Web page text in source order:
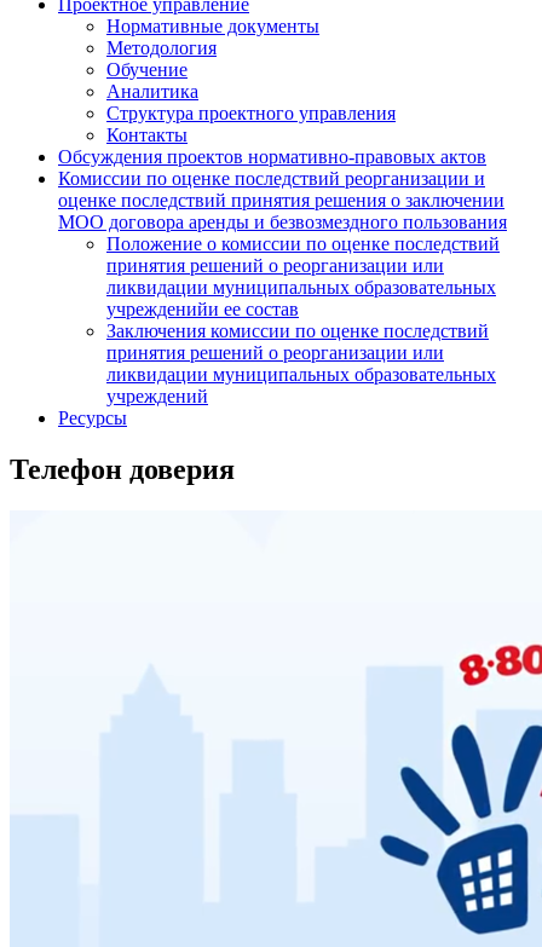
Проектное управление
Нормативные документы
Методология
Обучение
Аналитика
Структура проектного управления
Контакты
Обсуждения проектов нормативно-правовых актов
Комиссии по оценке последствий реорганизации и
оценке последствий принятия решения о заключении
МОО договора аренды и безвозмездного пользования
Положение о комиссии по оценке последствий
принятия решений о реорганизации или
ликвидации муниципальных образовательных
учрежденийи ее состав
Заключения комиссии по оценке последствий
принятия решений о реорганизации или
ликвидации муниципальных образовательных
учреждений
Ресурсы
Телефон доверия